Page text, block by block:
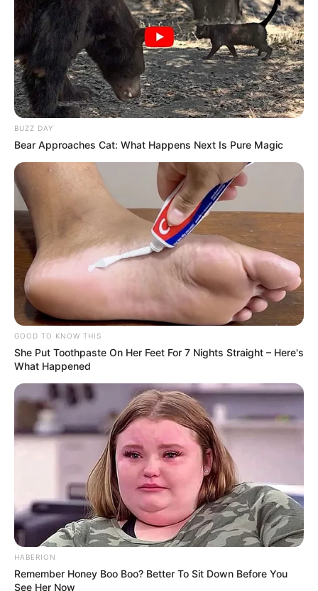
Home > Acs e ACE > FNARAS Notícia >
PEC 14 avança e pode
mudar direitos de Agentes de Saúde nos próximos dias.
PEC 14 avança e pode mudar
direitos de Agentes de Saúde nos
próximos dias.
Valda ACS, presidente do FNARAS, e a assessora
BUZZ DAY
Bear Approaches Cat: What Happens Next Is Pure Magic
GOOD TO KNOW THIS
She Put Toothpaste On Her Feet For 7 Nights Straight – Here's
What Happened
HABERION
Remember Honey Boo Boo? Better To Sit Down Before You
See Her Now